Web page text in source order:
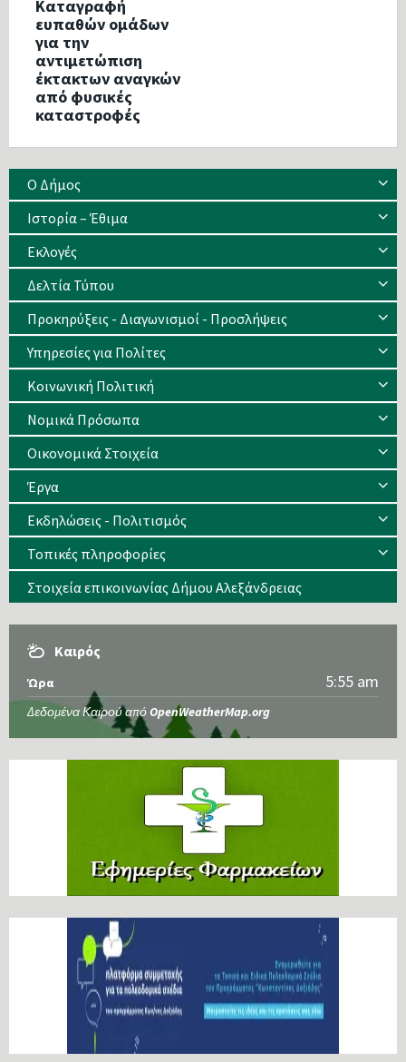
Καταγραφή
ευπαθών ομάδων
για την
αντιμετώπιση
έκτακτων αναγκών
από φυσικές
καταστροφές
Ο Δήμος
Ιστορία – Έθιμα
Eκλογές
Δελτία Τύπου
Προκηρύξεις - Διαγωνισμοί - Προσλήψεις
Υπηρεσίες για Πολίτες
Κοινωνική Πολιτική
Νομικά Πρόσωπα
Οικονομικά Στοιχεία
Έργα
Εκδηλώσεις - Πολιτισμός
Τοπικές πληροφορίες
Στοιχεία επικοινωνίας Δήμου Αλεξάνδρειας
Καιρός
Ώρα 5:55 am
Δεδομένα Καιρού από OpenWeatherMap.org